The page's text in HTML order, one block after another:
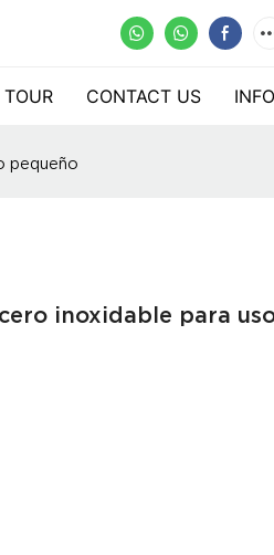
TOUR CONTACT US
pequeño
inoxidable para